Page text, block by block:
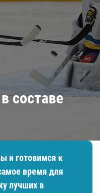
составе
и готовимся к
время для
лучших в